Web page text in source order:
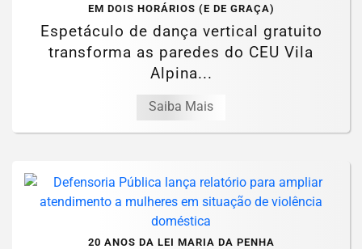
EM DOIS HORÁRIOS (E DE GRAÇA)
Espetáculo de dança vertical gratuito
transforma as paredes do CEU Vila
Alpina...
Saiba Mais
20 ANOS DA LEI MARIA DA PENHA